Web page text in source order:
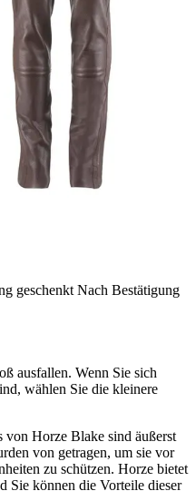
geschenkt Nach Bestätigung
ausfallen. Wenn Sie sich
wählen Sie die kleinere
Horze Blake sind äußerst
von getragen, um sie vor
zu schützen. Horze bietet
Sie können die Vorteile dieser